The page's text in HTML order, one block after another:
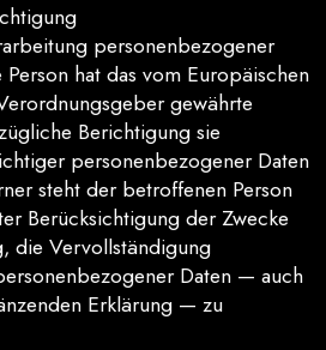
personenbezogener
hat das vom Europäischen
gewährte
Berichtigung sie
personenbezogener Daten
steht der betroffenen Person
Berücksichtigung der Zwecke
die Vervollständigung
Daten — auch
Erklärung — zu